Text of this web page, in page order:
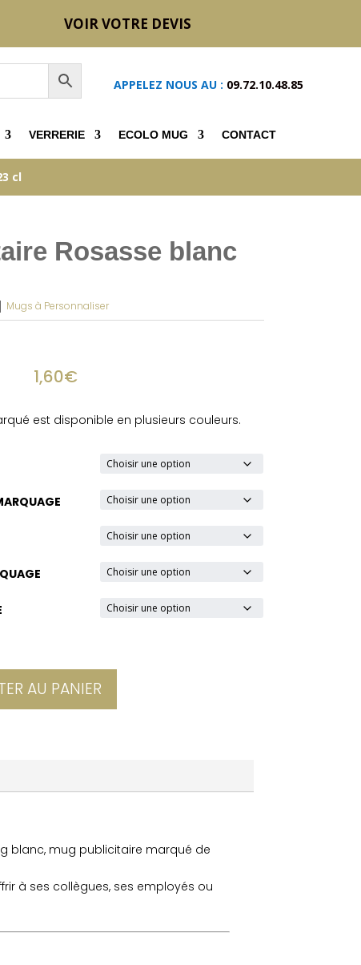
VOIR VOTRE DEVIS
APPELEZ NOUS AU : 09.72.10.48.85
VERRERIE ECOLO MUG CONTACT
cl
Rosasse blanc
| Mugs à Personnaliser
1,60€
est disponible en plusieurs couleurs.
AU PANIER
blanc, mug publicitaire marqué de
à ses collègues, ses employés ou